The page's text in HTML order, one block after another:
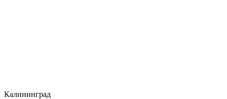
Калининград